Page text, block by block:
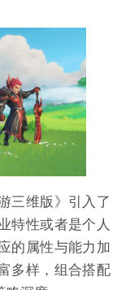
维版》引入了
特性或者是个人
的属性与能力加
多样，组合搭配